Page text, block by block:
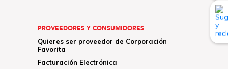
PROVEEDORES Y CONSUMIDORES
Quieres ser proveedor de Corporación
Favorita
Facturación Electrónica